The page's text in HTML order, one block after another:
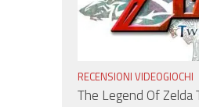
RECENSIONI VIDEOGIOCHI
The Legend Of Zelda